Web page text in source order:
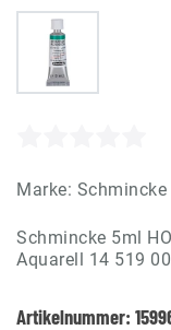
Marke: Schmincke
Schmincke 5ml
Aquarell 14 519
Artikelnummer: